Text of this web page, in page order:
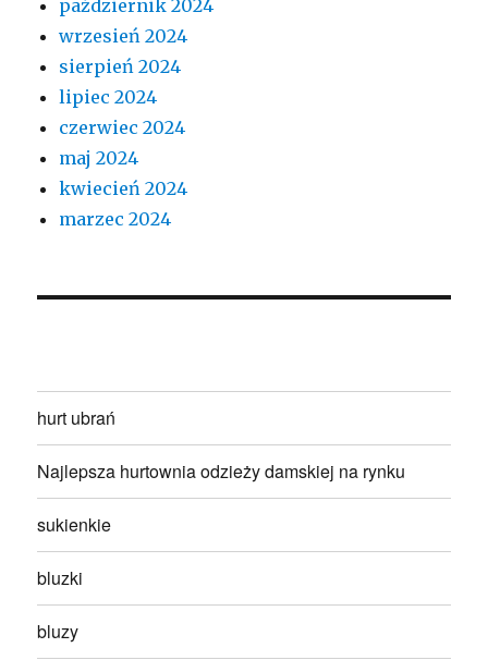
październik 2024
wrzesień 2024
sierpień 2024
lipiec 2024
czerwiec 2024
maj 2024
kwiecień 2024
marzec 2024
hurt ubrań
Najlepsza hurtownia odzieży damskiej na rynku
sukienkie
bluzki
bluzy